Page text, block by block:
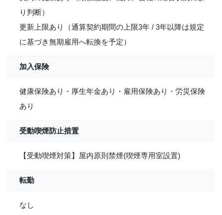
り判断）
更新上限あり（通算契約期間の上限3年 / 3年以降は規定
に基づき無期雇用へ転換を予定）
加入保険
健康保険あり・厚生年金あり・雇用保険あり・労災保険
あり
受動喫煙防止措置
【受動喫煙対策】屋内原則禁煙(喫煙専用室設置)
転勤
なし